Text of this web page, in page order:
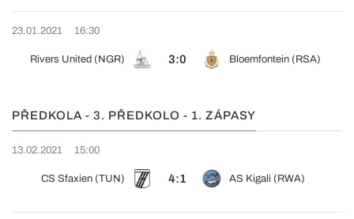
23.01.2021 16:30
Rivers United (NGR) 3:0 Bloemfontein (RSA)
PŘEDKOLA - 3. PŘEDKOLO - 1. ZÁPASY
13.02.2021 15:00
CS Sfaxien (TUN) 4:1 AS Kigali (RWA)